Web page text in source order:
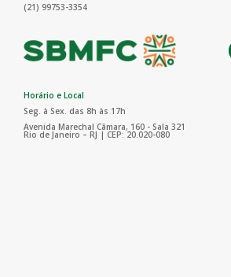
(21) 99753-3354
Horário e Local
Seg. à Sex. das 8h às 17h
Avenida Marechal Câmara, 160 - Sala 321
Rio de Janeiro – RJ | CEP: 20.020-080